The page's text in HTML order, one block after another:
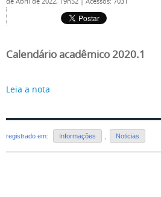
Calendário acadêmico 2020.1
Leia a nota
registrado em: Informações Noticias